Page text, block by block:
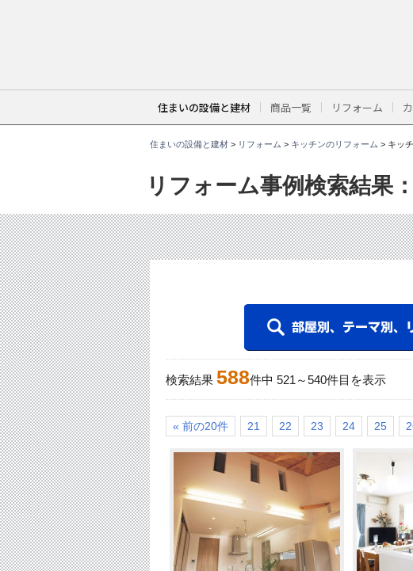
住まいの設備と建材 商品一覧 リフォーム
住まいの設備と建材> リフォーム > キッチンのリフォーム > キッ
リフォーム事例検索結果
。
検索結果 588件中 521 ～540件目を表示
« 前の20件 21 22 23 24 25